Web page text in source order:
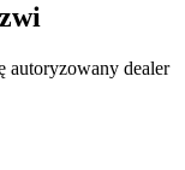
autoryzowany dealer